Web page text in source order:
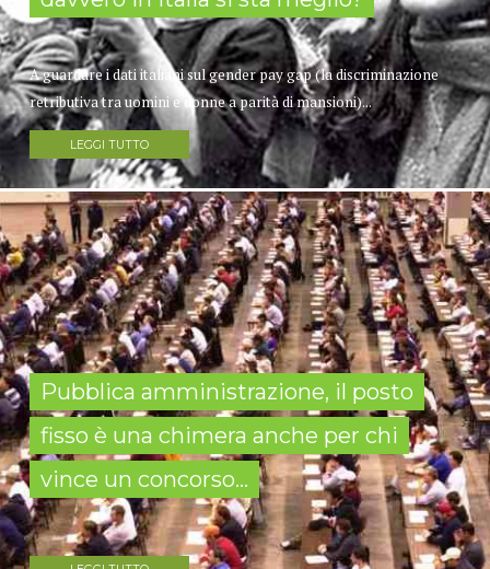
A guardare i dati italiani sul gender pay gap (la discriminazione
retributiva tra uomini e donne a parità di mansioni)...
LEGGI TUTTO
Pubblica amministrazione, il posto
fisso è una chimera anche per chi
vince un concorso...